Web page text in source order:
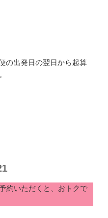
の出発日の翌日から起算
約いただくと、おトクで